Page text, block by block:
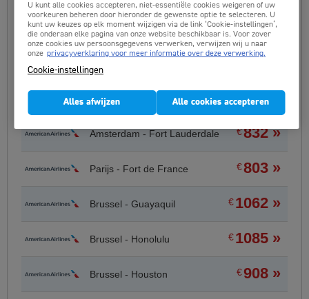
Amsterdam - Curacao €987 »
733 »
Amsterdam - Detroit 1037 »
Amsterdam - Fort Lauderdale €832 »
Parijs - Fort de France €803 »
Brussel - Guayaquil €1062 »
Brussel - Honolulu €1085 »
Brussel - Houston €908 »
U kunt alle cookies accepteren, niet-essentiële cookies weigeren of uw
voorkeuren beheren door hieronder de gewenste optie te selecteren. U
kunt uw keuzes op elk moment wijzigen via de link ‘Cookie-instellingen’,
die onderaan elke pagina van onze website beschikbaar is. Voor zover
onze cookies uw persoonsgegevens verwerken, verwijzen wij u naar
onze privacyverklaring voor meer informatie over deze verwerking.
Cookie-instellingen
Alles afwijzen Alle cookies accepteren